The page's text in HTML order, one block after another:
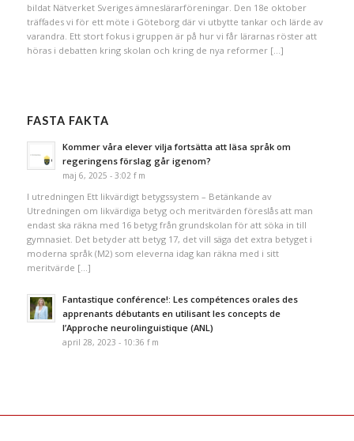
bildat Nätverket Sveriges ämneslärarföreningar. Den 18e oktober
träffades vi för ett möte i Göteborg där vi utbytte tankar och lärde av
varandra. Ett stort fokus i gruppen är på hur vi får lärarnas röster att
höras i debatten kring skolan och kring de nya reformer […]
FASTA FAKTA
Kommer våra elever vilja fortsätta att läsa språk om
regeringens förslag går igenom?
maj 6, 2025 - 3:02 f m
I utredningen Ett likvärdigt betygssystem – Betänkande av
Utredningen om likvärdiga betyg och meritvärden föreslås att man
endast ska räkna med 16 betyg från grundskolan för att söka in till
gymnasiet. Det betyder att betyg 17, det vill säga det extra betyget i
moderna språk (M2) som eleverna idag kan räkna med i sitt
meritvärde […]
Fantastique conférence!: Les compétences orales des
apprenants débutants en utilisant les concepts de
l’Approche neurolinguistique (ANL)
april 28, 2023 - 10:36 f m